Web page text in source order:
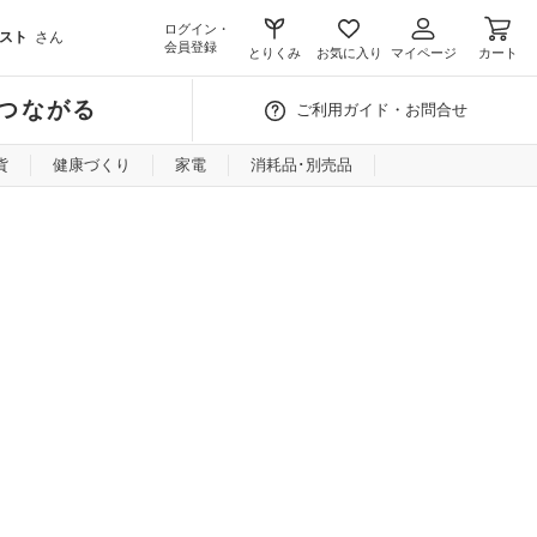
ト さん
ログイン・
会員登録
とりくみ お気に入り マイページ カート
ながる ご利用ガイド・お問合せ
健康づくり 家電 消耗品･別売品